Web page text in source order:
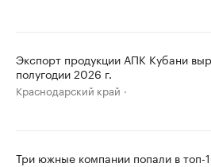
Экспорт продукции АПК Кубани
полугодии 2026 г.
Краснодарский край
Три южные компании попали в топ-